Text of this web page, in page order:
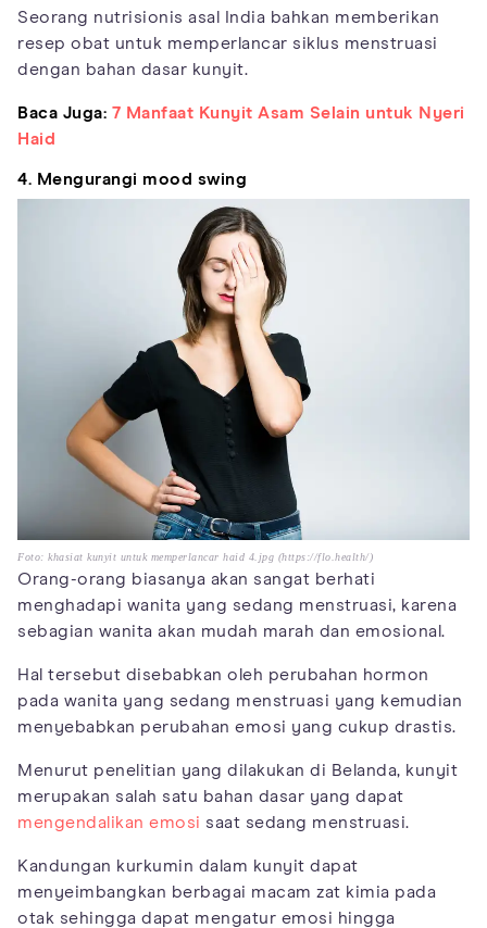
Seorang nutrisionis asal India bahkan memberikan
resep obat untuk memperlancar siklus menstruasi
dengan bahan dasar kunyit.
Baca Juga: 7 Manfaat Kunyit Asam Selain untuk Nyeri
Haid
4. Mengurangi mood swing
Foto: khasiat kunyit untuk memperlancar haid 4.jpg (https://flo.health/)
Orang-orang biasanya akan sangat berhati
menghadapi wanita yang sedang menstruasi, karena
sebagian wanita akan mudah marah dan emosional.
Hal tersebut disebabkan oleh perubahan hormon
pada wanita yang sedang menstruasi yang kemudian
menyebabkan perubahan emosi yang cukup drastis.
Menurut penelitian yang dilakukan di Belanda, kunyit
merupakan salah satu bahan dasar yang dapat
mengendalikan emosi saat sedang menstruasi.
Kandungan kurkumin dalam kunyit dapat
menyeimbangkan berbagai macam zat kimia pada
otak sehingga dapat mengatur emosi hingga